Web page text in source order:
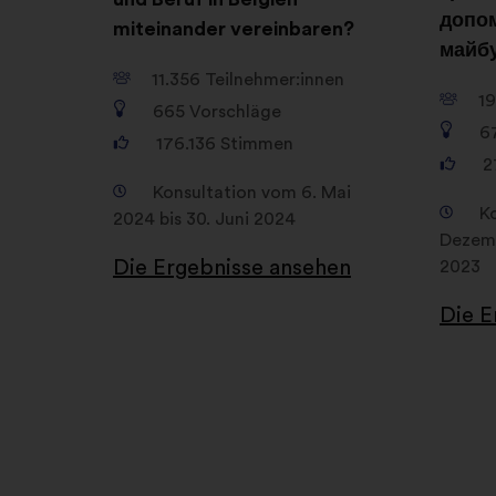
miteinander vereinbaren?
11.356 Teilnehmer:innen
665 Vorschläge
176.136 Stimmen
Konsultation vom 6. Mai
2024 bis 30. Juni 2024
Die Ergebnisse ansehen
2023
Die